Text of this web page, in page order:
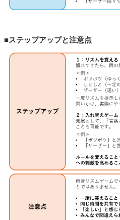
■ステップアップと注意点